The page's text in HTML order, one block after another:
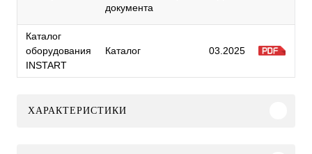
документа
Каталог
оборудования
INSTART
Каталог 03.2025
ХАРАКТЕРИСТИКИ